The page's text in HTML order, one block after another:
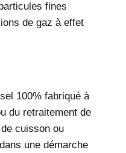
fines
de gaz à effet
100% fabriqué à
du retraitement de
cuisson ou
une démarche